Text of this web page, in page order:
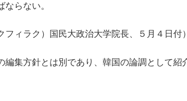
ならない。
フィラク）国民大政治大学院長、５月４日付）
集方針とは別であり、韓国の論調として紹